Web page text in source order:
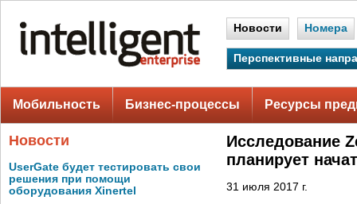
Новости Номера
Перспективные
Мобильность Бизнес-процессы Ресурсы
Новости
UserGate будет тестировать свои
решения при помощи
оборудования Xinertel
Исследование
планирует
31 июля 2017 г.